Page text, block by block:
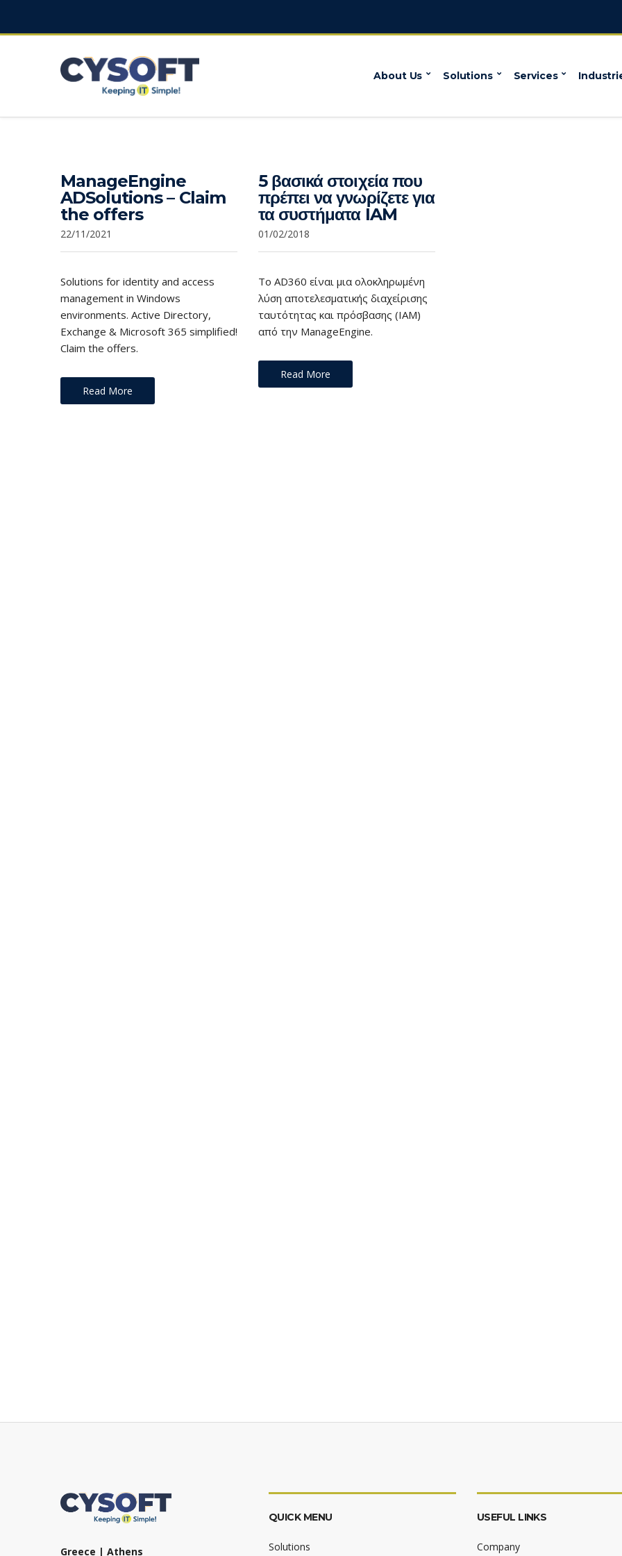
About Us Solutions Services
ManageEngine
ADSolutions – Claim
the offers
22/11/2021
Solutions for identity and access
management in Windows
environments. Active Directory,
Exchange & Microsoft 365 simplified!
Claim the offers.
Read More
5 βασικά στοιχεία που
πρέπει να γνωρίζετε για
τα συστήματα IAM
01/02/2018
Το AD360 είναι μια ολοκληρωμένη
λύση αποτελεσματικής διαχείρισης
ταυτότητας και πρόσβασης (IAM)
από την ManageEngine.
Read More
Greece | Athens
QUICK MENU
Solutions
USEFUL LINKS
Company